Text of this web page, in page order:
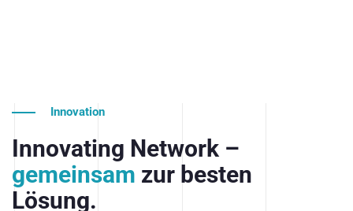
Innovation
Innovating Network –
gemeinsam zur besten
Lösung.